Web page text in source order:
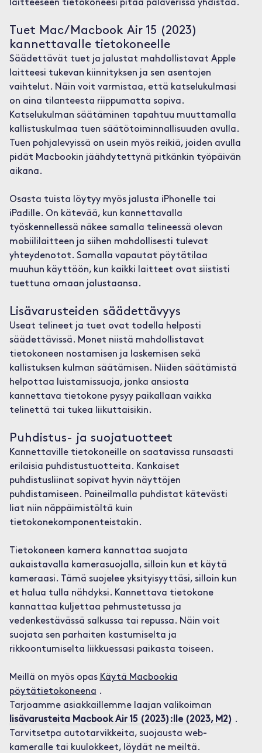
laitteeseen tietokoneesi pitää palaverissa yhdistää.
Tuet Mac/Macbook Air 15 (2023)
kannettavalle tietokoneelle
Säädettävät tuet ja jalustat mahdollistavat Apple
laitteesi tukevan kiinnityksen ja sen asentojen
vaihtelut. Näin voit varmistaa, että katselukulmasi
on aina tilanteesta riippumatta sopiva.
Katselukulman säätäminen tapahtuu muuttamalla
kallistuskulmaa tuen säätötoiminnallisuuden avulla.
Tuen pohjalevyissä on usein myös reikiä, joiden avulla
pidät Macbookin jäähdytettynä pitkänkin työpäivän
aikana.
Osasta tuista löytyy myös jalusta iPhonelle tai
iPadille. On kätevää, kun kannettavalla
työskennellessä näkee samalla telineessä olevan
mobiililaitteen ja siihen mahdollisesti tulevat
yhteydenotot. Samalla vapautat pöytätilaa
muuhun käyttöön, kun kaikki laitteet ovat siististi
tuettuna omaan jalustaansa.
Lisävarusteiden säädettävyys
Useat telineet ja tuet ovat todella helposti
säädettävissä. Monet niistä mahdollistavat
tietokoneen nostamisen ja laskemisen sekä
kallistuksen kulman säätämisen. Niiden säätämistä
helpottaa luistamissuoja, jonka ansiosta
kannettava tietokone pysyy paikallaan vaikka
telinettä tai tukea liikuttaisikin.
Puhdistus- ja suojatuotteet
Kannettaville tietokoneille on saatavissa runsaasti
erilaisia puhdistustuotteita. Kankaiset
puhdistusliinat sopivat hyvin näyttöjen
puhdistamiseen. Paineilmalla puhdistat kätevästi
liat niin näppäimistöltä kuin
tietokonekomponenteistakin.
Tietokoneen kamera kannattaa suojata
aukaistavalla kamerasuojalla, silloin kun et käytä
kameraasi. Tämä suojelee yksityisyyttäsi, silloin kun
et halua tulla nähdyksi. Kannettava tietokone
kannattaa kuljettaa pehmustetussa ja
vedenkestävässä salkussa tai repussa. Näin voit
suojata sen parhaiten kastumiselta ja
rikkoontumiselta liikkuessasi paikasta toiseen.
Meillä on myös opas Käytä Macbookia
pöytätietokoneena .
Tarjoamme asiakkaillemme laajan valikoiman
lisävarusteita Macbook Air 15 (2023):lle (2023, M2) .
Tarvitsetpa autotarvikkeita, suojausta web-
kameralle tai kuulokkeet, löydät ne meiltä.